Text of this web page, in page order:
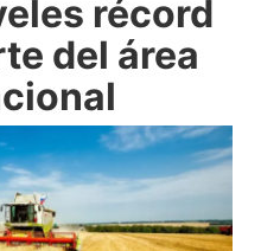
récord
del área